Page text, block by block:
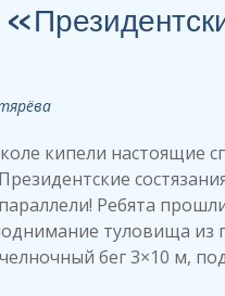
кипели настоящие
Ребята
туловища из
бег 3×10 м,